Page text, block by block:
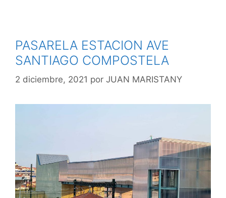
PASARELA ESTACION AVE
SANTIAGO COMPOSTELA
2 diciembre, 2021 por JUAN MARISTANY